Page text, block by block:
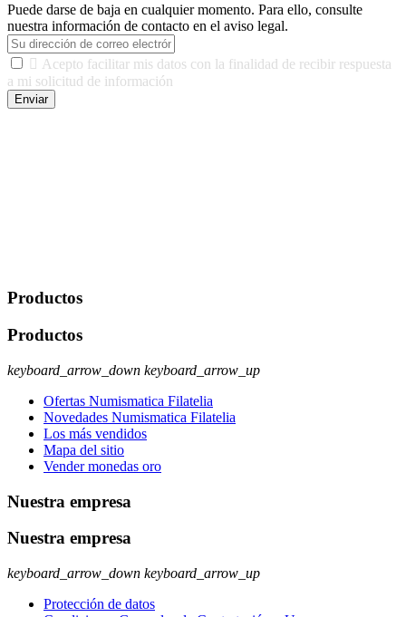
Puede darse de baja en cualquier momento. Para ello, consulte
nuestra información de contacto en el aviso legal.
 Acepto facilitar mis datos con la finalidad de recibir respuesta
a mi solicitud de información
Enviar
Productos
Productos
keyboard_arrow_down keyboard_arrow_up
Ofertas Numismatica Filatelia
Novedades Numismatica Filatelia
Los más vendidos
Mapa del sitio
Vender monedas oro
Nuestra empresa
Nuestra empresa
keyboard_arrow_down keyboard_arrow_up
Protección de datos